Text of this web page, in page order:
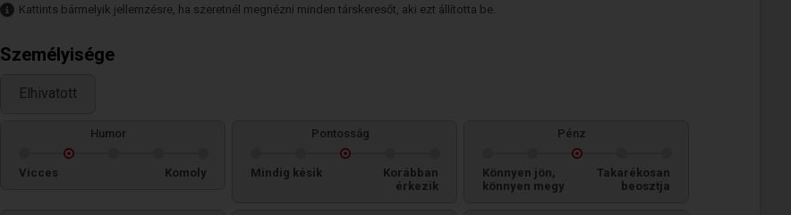
Kattints bármelyik jellemzésre, ha szeretnél megnézni minden társkeresőt, aki ezt állította be.
Személyisége
Elhivatott
Humor
Vicces Komoly
Pontosság
Mindig késik
Korábban
érkezik
Pénz
Könnyen jön,
könnyen megy
Takarékosan
beosztja